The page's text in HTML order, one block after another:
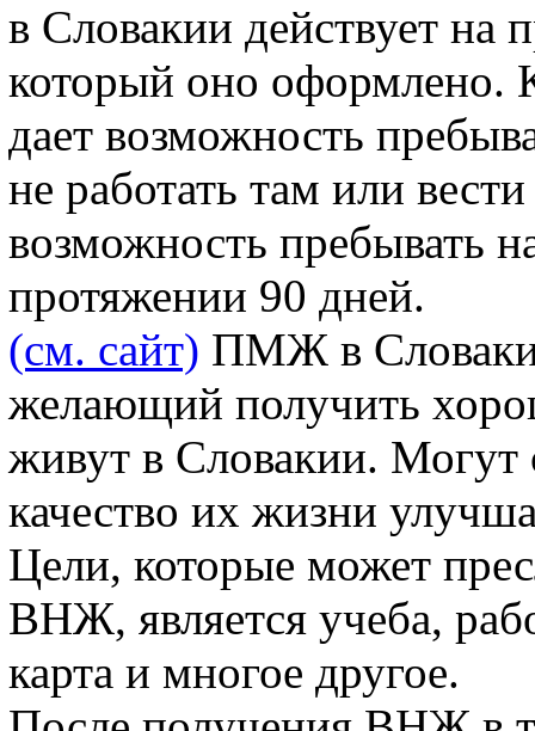
в Словакии действует на
который оно оформлено.
дает возможность
не работать там или
возможность пребывать
протяжении 90 дней.
(см. сайт) ПМЖ в
желающий получить
живут в Словакии. Могут
качество их жизни
Цели, которые может
ВНЖ, является учеба,
карта и многое другое.